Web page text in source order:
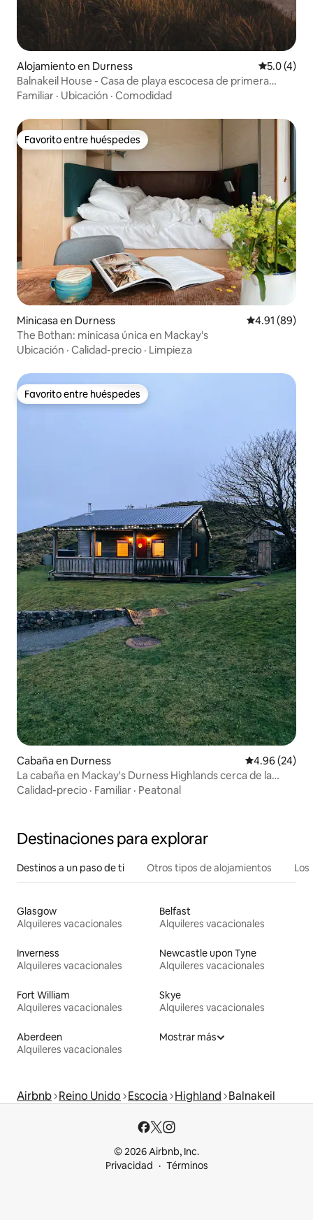
Alojamiento en Durness
5.0 (4)
Balnakeil House - Casa de playa escocesa de primera
categoría
Familiar · Ubicación · Comodidad
Favorito entre huéspedes
Favorito entre huéspedes
Minicasa en Durness Calificación
4.91 (89)
The Bothan: minicasa única en Mackay's
Ubicación · Calidad-precio · Limpieza
Favorito entre huéspedes
Favorito entre huéspedes
Cabaña en Durness Calificación
4.96 (24)
La cabaña en Mackay's Durness Highlands cerca de la
playa
Calidad-precio · Familiar · Peatonal
Destinaciones para explorar
Destinos a un paso de ti Otros tipos de alojamientos
Glasgow
Alquileres vacacionales
Belfast
Alquileres vacacionales
Inverness
Alquileres vacacionales
Newcastle upon Tyne
Alquileres vacacionales
Fort William
Alquileres vacacionales
Skye
Alquileres vacacionales
Aberdeen
Alquileres vacacionales
Mostrar más
Airbnb Reino Unido Escocia Highland Balnakeil
© 2026 Airbnb, Inc.
Privacidad
Términos